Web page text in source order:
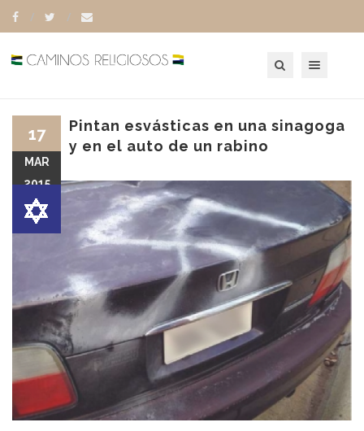
Pintan esvásticas en una sinagoga
y en el auto de un rabino
17
MAR
2015